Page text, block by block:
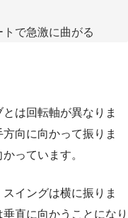
で急激に曲がる
は回転軸が異なりま
向に向かって振りま
っています。
イングは横に振りま
直に向かうことになり